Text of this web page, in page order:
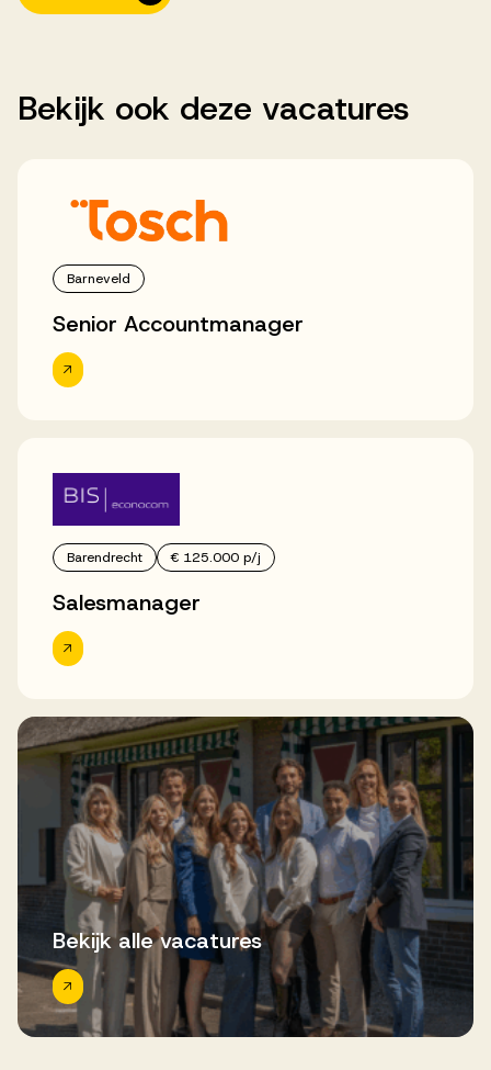
Bekijk ook deze vacatures
Barneveld
Senior Accountmanager
Barendrecht € 125.000 p/j
Salesmanager
Bekijk alle vacatures